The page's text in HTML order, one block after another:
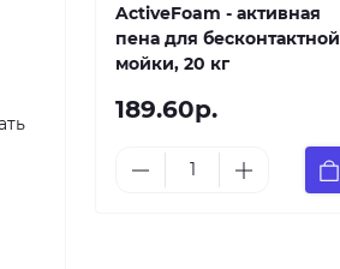
ActiveFoam - активная
пена для бесконтактной
мойки, 20 кг
189.60р.